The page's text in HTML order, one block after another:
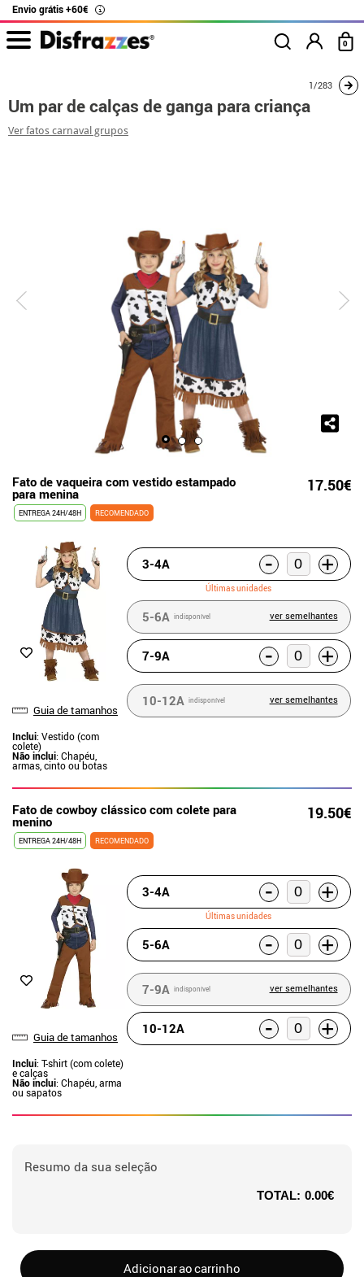
Envio grátis +60€ i
0
Um par de calças de ganga para criança
1/283
Um par de calças de ganga para criança
Ver fatos carnaval grupos
Fato de vaqueira com vestido estampado
para menina 17.50€
ENTREGA 24H/48H RECOMENDADO
Guia de tamanhos
Inclui: Vestido (com
colete)
Não inclui: Chapéu,
armas, cinto ou botas
3-4A - +
Últimas unidades
5-6A indisponível ver semelhantes
7-9A - +
10-12A indisponível ver semelhantes
Fato de cowboy clássico com colete para
menino 19.50€
ENTREGA 24H/48H RECOMENDADO
Guia de tamanhos
Inclui: T-shirt (com colete)
e calças
Não inclui: Chapéu, arma
ou sapatos
3-4A - +
Últimas unidades
5-6A - +
7-9A indisponível ver semelhantes
10-12A - +
Resumo da sua seleção
TOTAL: 0.00€
Adicionar ao carrinho